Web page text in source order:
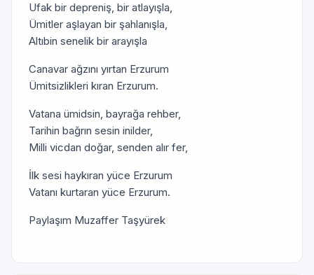
Ufak bir depreniş, bir atlayışla,
Ümitler aşlayan bir şahlanışla,
Altıbin senelik bir arayışla
Canavar ağzını yırtan Erzurum
Ümitsizlikleri kıran Erzurum.
Vatana ümidsin, bayrağa rehber,
Tarihin bağrın sesin inilder,
Milli vicdan doğar, senden alır fer,
İlk sesi haykıran yüce Erzurum
Vatanı kurtaran yüce Erzurum.
Paylaşım Muzaffer Taşyürek